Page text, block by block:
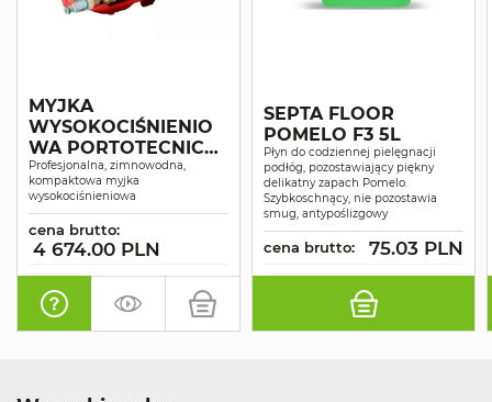
MYJKA
WYSOKOCIŚNIENIO
WA PORTOTECNICA
SUPERJET 1609P
Profesjonalna, zimnowodna,
kompaktowa myjka
wysokociśnieniowa
cena brutto:
4 674.00 PLN
SEPTA FLOOR
POMELO F3 5L
Płyn do codziennej pielęgnacji
podłóg, pozostawiający piękny
delikatny zapach Pomelo.
Szybkoschnący, nie pozostawia
smug, antypoślizgowy
cena brutto: 75.03 PLN